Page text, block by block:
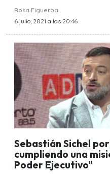
Rosa Figueroa
6 julio, 2021 a las 20:46
Sebastián Sichel
cumpliendo una
Poder Ejecutivo"